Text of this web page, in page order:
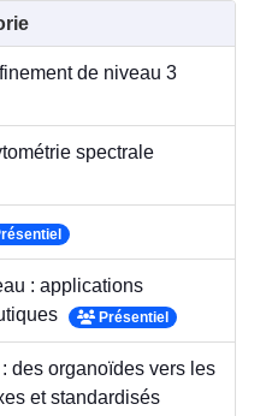
de niveau 3
spectrale
: applications
Présentiel
des organoïdes vers les
et standardisés